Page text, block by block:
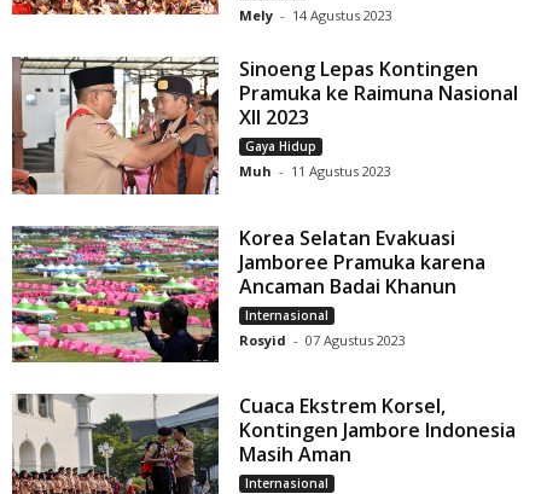
Mely - 14 Agustus 2023
Sinoeng Lepas Kontingen
Pramuka ke Raimuna Nasional
XII 2023
Gaya Hidup
Muh - 11 Agustus 2023
Korea Selatan Evakuasi
Jamboree Pramuka karena
Ancaman Badai Khanun
Internasional
Rosyid - 07 Agustus 2023
Cuaca Ekstrem Korsel,
Kontingen Jambore Indonesia
Masih Aman
Internasional